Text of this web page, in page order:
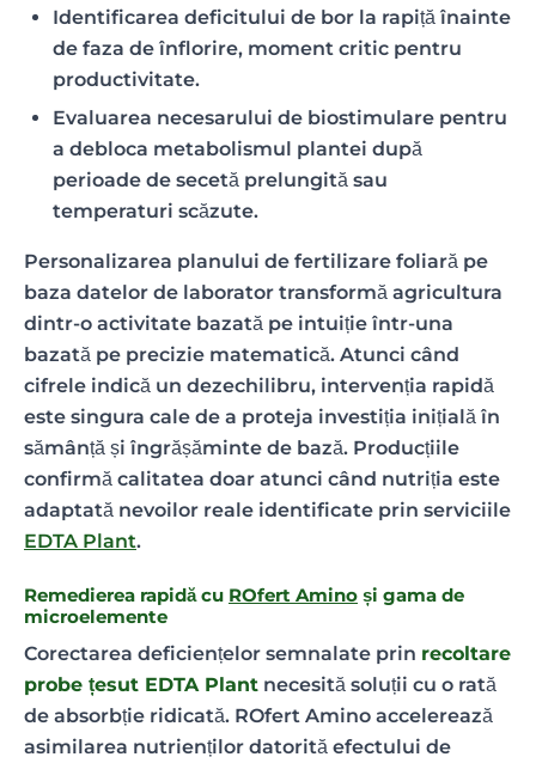
Identificarea deficitului de bor la rapiță înainte
de faza de înflorire, moment critic pentru
productivitate.
Evaluarea necesarului de biostimulare pentru
a debloca metabolismul plantei după
perioade de secetă prelungită sau
temperaturi scăzute.
Personalizarea planului de fertilizare foliară pe
baza datelor de laborator transformă agricultura
dintr-o activitate bazată pe intuiție într-una
bazată pe precizie matematică. Atunci când
cifrele indică un dezechilibru, intervenția rapidă
este singura cale de a proteja investiția inițială în
sămânță și îngrășăminte de bază. Producțiile
confirmă calitatea doar atunci când nutriția este
adaptată nevoilor reale identificate prin serviciile
EDTA Plant.
Remedierea rapidă cu ROfert Amino și gama de
microelemente
Corectarea deficiențelor semnalate prin recoltare
probe țesut EDTA Plant necesită soluții cu o rată
de absorbție ridicată. ROfert Amino accelerează
asimilarea nutrienților datorită efectului de